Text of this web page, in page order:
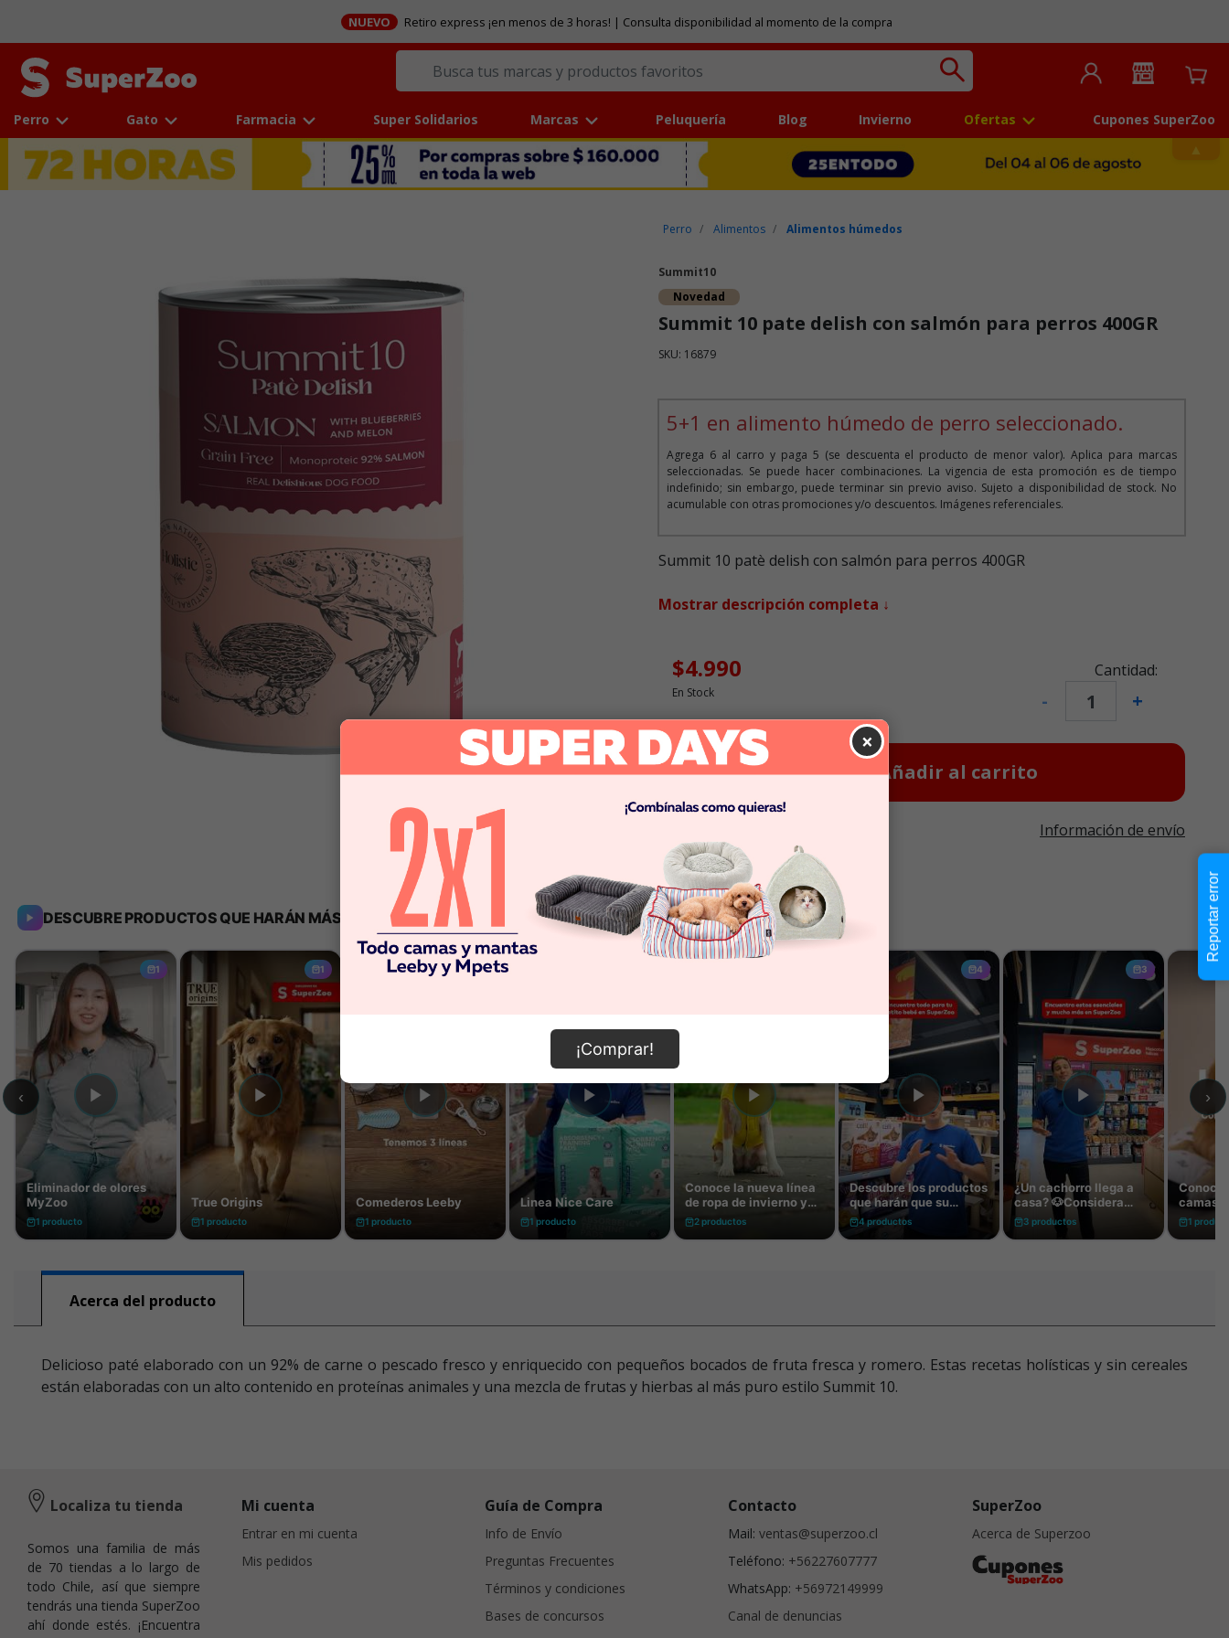
NUEVO Retiro express ¡en menos de 3 horas! | Consulta disponibilidad al momento de la compra
Perro Gato Farmacia Super Solidarios Marcas Peluquería Blog Invierno Ofertas Cupones SuperZoo
Perro Alimentos Alimentos húmedos
Summit10
Novedad
Summit 10 pate delish con salmón para perros 400GR
SKU: 16879
5+1 en alimento húmedo de perro seleccionado.
Agrega 6 al carro y paga 5 (se descuenta el producto de menor valor). Aplica para marcas
seleccionadas. Se puede hacer combinaciones. La vigencia de esta promoción es de tiempo
indefinido; sin embargo, puede terminar sin previo aviso. Sujeto a disponibilidad de stock. No
acumulable con otras promociones y/o descuentos. Imágenes referenciales.
Summit 10 patè delish con salmón para perros 400GR
Mostrar descripción completa ↓
Cantidad:
- +
$4.990
En Stock
Añadir al carrito
Información de envío
Acerca del producto
Delicioso paté elaborado con un 92% de carne o pescado fresco y enriquecido con pequeños bocados de fruta fresca y romero. Estas recetas holísticas y sin cereales
están elaboradas con un alto contenido en proteínas animales y una mezcla de frutas y hierbas al más puro estilo Summit 10.
×
¡Comprar!
Localiza tu tienda
Somos una familia de más
de 70 tiendas a lo largo de
todo Chile, así que siempre
tendrás una tienda SuperZoo
ahí donde estés. ¡Encuentra
Mi cuenta
Entrar en mi cuenta
Mis pedidos
Guía de Compra
Info de Envío
Preguntas Frecuentes
Términos y condiciones
Bases de concursos
Contacto
Mail: ventas@superzoo.cl
Teléfono: +56227607777
WhatsApp: +56972149999
Canal de denuncias
SuperZoo
Acerca de Superzoo
Reportar error